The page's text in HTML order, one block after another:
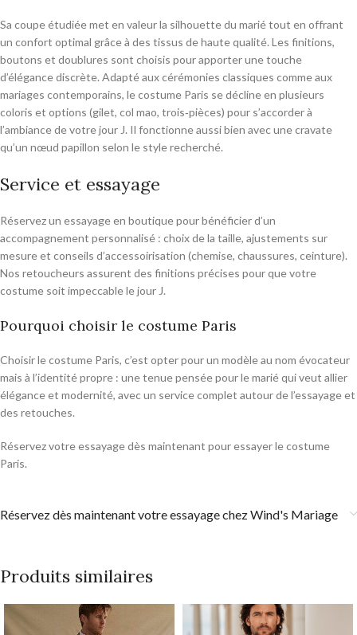
Sa coupe étudiée met en valeur la silhouette du marié tout en offrant
un confort optimal grâce à des tissus de haute qualité. Les finitions,
boutons et doublures sont choisis pour apporter une touche
d’élégance discrète. Adapté aux cérémonies classiques comme aux
mariages contemporains, le costume Paris se décline en plusieurs
coloris et options (gilet, col mao, trois‑pièces) pour s’accorder à
l’ambiance de votre jour J. Il fonctionne aussi bien avec une cravate
qu’un nœud papillon selon le style recherché.
Service et essayage
Réservez un essayage en boutique pour bénéficier d’un
accompagnement personnalisé : choix de la taille, ajustements sur
mesure et conseils d’accessoirisation (chemise, chaussures, ceinture).
Nos retoucheurs assurent des finitions précises pour que votre
costume soit impeccable le jour J.
Pourquoi choisir le costume Paris
Choisir le costume Paris, c’est opter pour un modèle au nom évocateur
mais à l’identité propre : une tenue pensée pour le marié qui veut allier
élégance et modernité, avec un service complet autour de l’essayage et
des retouches.
Réservez votre essayage dès maintenant pour essayer le costume
Paris.
Réservez dès maintenant votre essayage chez Wind's Mariage
Produits similaires